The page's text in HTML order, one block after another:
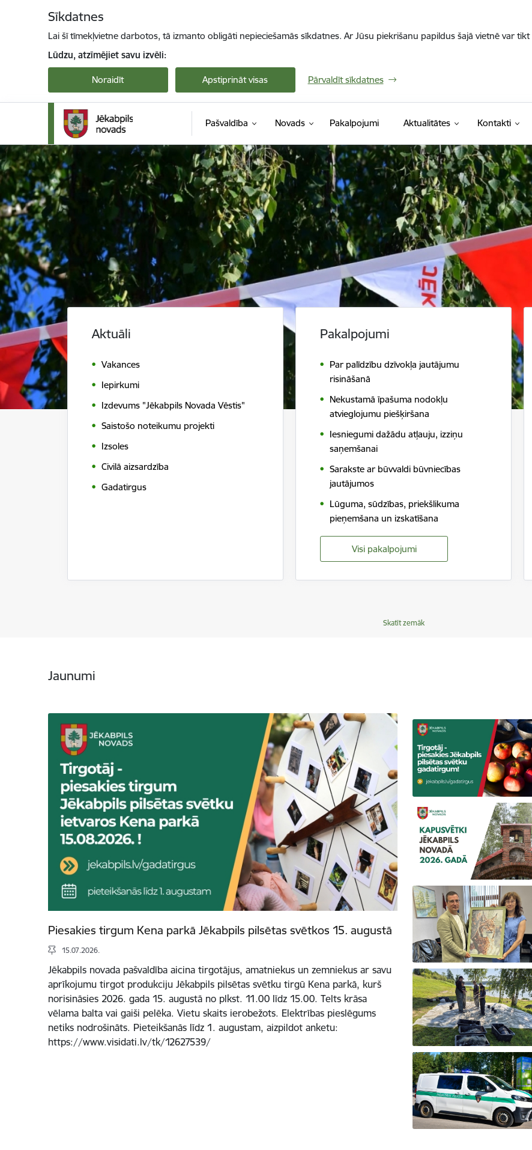
Sīkdatnes
Lai šī tīmekļvietne darbotos, tā izmanto obligāti nepieciešamās sīkdatnes. Ar Jūsu piekrišanu papildus šajā vietnē var
Lūdzu, atzīmējiet savu izvēli:
Noraidīt Apstiprināt visas Pārvaldīt sīkdatnes
Pašvaldība Novads Pakalpojumi Aktualitātes Kontakti
Jekabpils novada pašvaldība
Aktuāli
Vakances
Iepirkumi
Izdevums "Jēkabpils Novada Vēstis"
Saistošo noteikumu projekti
Izsoles
Civilā aizsardzība
Gadatirgus
Pakalpojumi
Par palīdzību dzīvokļa jautājumu
risināšanā
Nekustamā īpašuma nodokļu
atvieglojumu piešķiršana
Iesniegumi dažādu atļauju, izziņu
saņemšanai
Sarakste ar būvvaldi būvniecības
jautājumos
Lūguma, sūdzības, priekšlikuma
pieņemšana un izskatīšana
Visi pakalpojumi
Skatīt zemāk
Jaunumi
Piesakies tirgum Kena parkā Jēkabpils pilsētas svētkos 15. augustā
15.07.2026.
Jēkabpils novada pašvaldība aicina tirgotājus, amatniekus un zemniekus ar savu
aprīkojumu tirgot produkciju Jēkabpils pilsētas svētku tirgū Kena parkā, kurš
norisināsies 2026. gada 15. augustā no plkst. 11.00 līdz 15.00. Telts krāsa
vēlama balta vai gaiši pelēka. Vietu skaits ierobežots. Elektrības pieslēgums
netiks nodrošināts. Pieteikšanās līdz 1. augustam, aizpildot anketu:
https://www.visidati.lv/tk/12627539/